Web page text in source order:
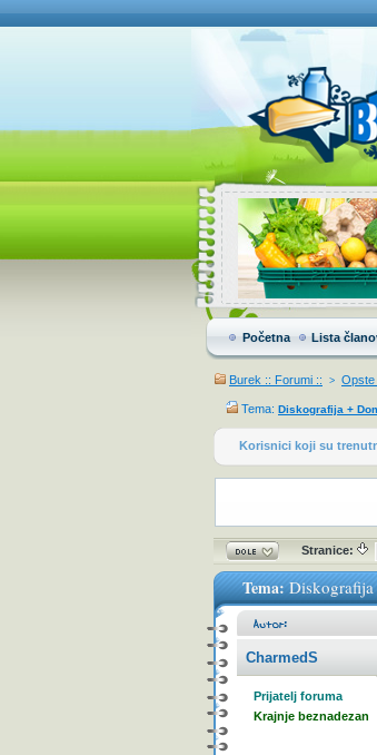
Početna Lista
Burek :: Forumi :: > Opste
Tema: Diskografija +
Korisnici koji su
Stranice:
Tema:
CharmedS
Prijatelj foruma
Krajnje beznadezan